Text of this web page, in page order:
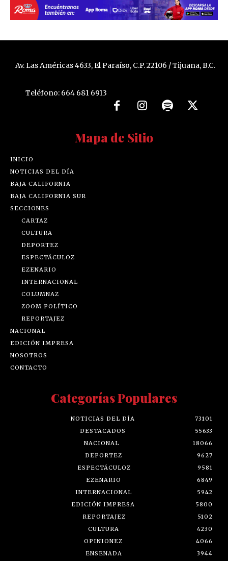
Av. Las Américas 4633, El Paraíso, C.P. 22106 / Tijuana, B.C.
Teléfono: 664 681 6913
Mapa de Sitio
INICIO
NOTICIAS DEL DÍA
BAJA CALIFORNIA
BAJA CALIFORNIA SUR
SECCIONES
CARTAZ
CULTURA
DEPORTEZ
ESPECTÁCULOZ
EZENARIO
INTERNACIONAL
COLUMNAZ
ZOOM POLÍTICO
REPORTAJEZ
NACIONAL
EDICIÓN IMPRESA
NOSOTROS
CONTACTO
Categorías Populares
NOTICIAS DEL DÍA
73101
DESTACADOS
55633
NACIONAL
18066
DEPORTEZ
9627
ESPECTÁCULOZ
9581
EZENARIO
6849
INTERNACIONAL
5942
EDICIÓN IMPRESA
5800
REPORTAJEZ
5102
CULTURA
4230
OPINIONEZ
4066
ENSENADA
3944